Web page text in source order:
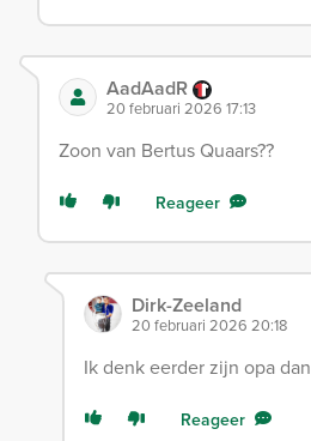
AadAadR
20 februari 2026 17:13
Zoon van Bertus Quaars??
Reageer
Dirk-Zeeland
20 februari 2026 20:18
Ik denk eerder zijn opa dan
Reageer